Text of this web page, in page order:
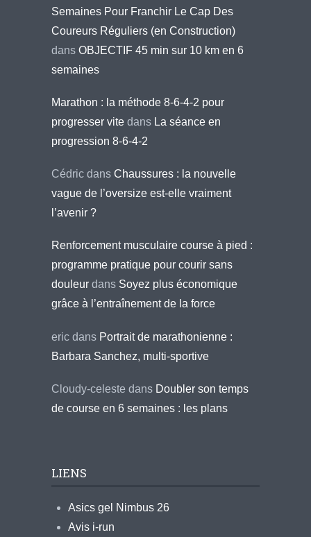
Semaines Pour Franchir Le Cap Des
Coureurs Réguliers (en Construction)
dans OBJECTIF 45 min sur 10 km en 6
semaines
Marathon : la méthode 8-6-4-2 pour
progresser vite dans La séance en
progression 8-6-4-2
Cédric dans Chaussures : la nouvelle
vague de l’oversize est-elle vraiment
l’avenir ?
Renforcement musculaire course à pied :
programme pratique pour courir sans
douleur dans Soyez plus économique
grâce à l’entraînement de la force
eric dans Portrait de marathonienne :
Barbara Sanchez, multi-sportive
Cloudy-celeste dans Doubler son temps
de course en 6 semaines : les plans
LIENS
Asics gel Nimbus 26
Avis i-run